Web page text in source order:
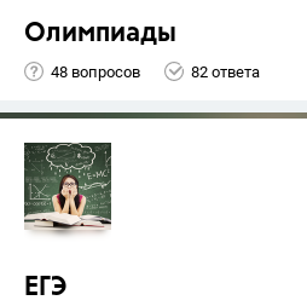
Олимпиады
48 вопросов 82 ответа
ЕГЭ